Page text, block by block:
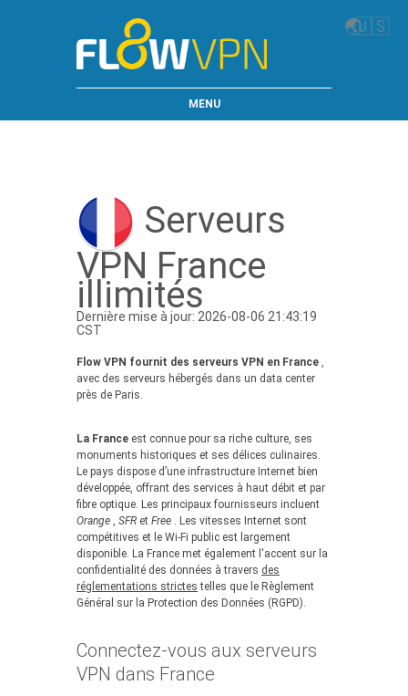
🌏🇺🇸
MENU
Serveurs
VPN France
illimités
Dernière mise à jour: 2026-08-06 21:43:19
CST
Flow VPN fournit des serveurs VPN en France ,
avec des serveurs hébergés dans un data center
près de Paris.
La France est connue pour sa riche culture, ses
monuments historiques et ses délices culinaires.
Le pays dispose d’une infrastructure Internet bien
développée, offrant des services à haut débit et par
fibre optique. Les principaux fournisseurs incluent
Orange , SFR et Free . Les vitesses Internet sont
compétitives et le Wi-Fi public est largement
disponible. La France met également l'accent sur la
confidentialité des données à travers des
réglementations strictes telles que le Règlement
Général sur la Protection des Données (RGPD).
Connectez-vous aux serveurs
VPN dans France